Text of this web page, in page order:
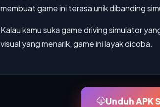
membuat game ini terasa unik dibanding
Kalau kamu suka game driving simulator
visual yang menarik, game ini layak dicoba.
Unduh APK